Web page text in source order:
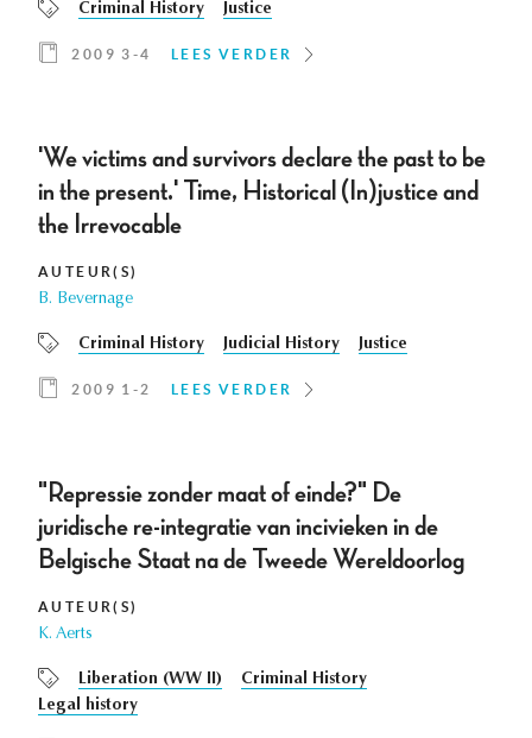
Criminal History Justice
2009 3-4 LEES VERDER
'We victims and survivors declare the past to be
in the present.' Time, Historical (In)justice and
the Irrevocable
AUTEUR(S)
B. Bevernage
Criminal History Judicial History Justice
2009 1-2 LEES VERDER
"Repressie zonder maat of einde?" De
juridische re-integratie van incivieken in de
Belgische Staat na de Tweede Wereldoorlog
AUTEUR(S)
K. Aerts
Liberation (WW II)
Criminal History
Legal history